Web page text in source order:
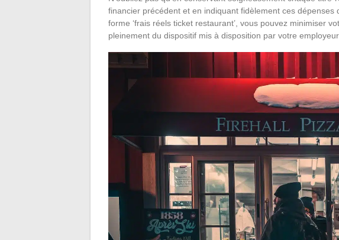
financier précédent et en indiquant fidèlement ces dépenses
forme ‘frais réels ticket restaurant’, vous pouvez minimiser
pleinement du dispositif mis à disposition par votre employeur.